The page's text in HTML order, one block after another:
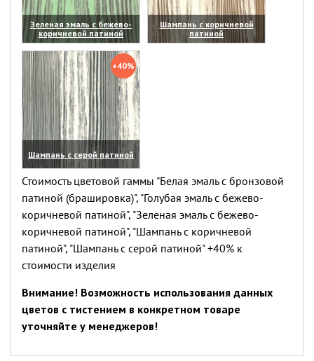
Зеленая эмаль с бежево-
коричневой патиной
(увеличить)
Шампань с коричневой
патиной
(увеличить)
+40%
Шампань с серой патиной
(увеличить)
Стоимость цветовой гаммы "Белая эмаль с бронзовой
патиной (брашировка)", "Голубая эмаль с бежево-
коричневой патиной", "Зеленая эмаль с бежево-
коричневой патиной", "Шампань с коричневой
патиной", "Шампань с серой патиной" +40% к
стоимости изделия
Внимание! Возможность использования данных
цветов с тистением в конкретном товаре
уточняйте у менеджеров!